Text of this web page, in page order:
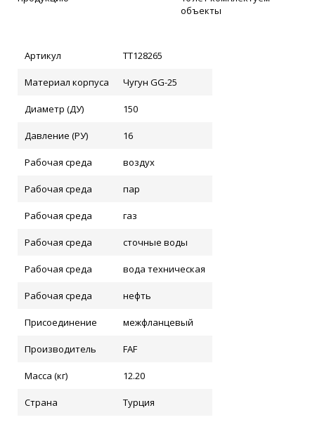
объекты
Артикул ТТ128265
Материал корпуса Чугун GG-25
Диаметр (ДУ) 150
Давление (РУ) 16
Рабочая среда воздух
Рабочая среда пар
Рабочая среда газ
Рабочая среда сточные воды
Рабочая среда вода техническая
Рабочая среда нефть
Присоединение межфланцевый
Производитель FAF
Масса (кг) 12.20
Страна Турция